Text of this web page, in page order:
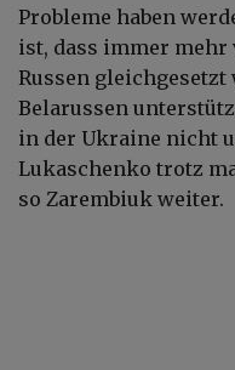
Probleme haben
ist, dass immer mehr
Russen gleichgesetzt
Belarussen
in der Ukraine nicht
Lukaschenko trotz
so Zarembiuk weiter.